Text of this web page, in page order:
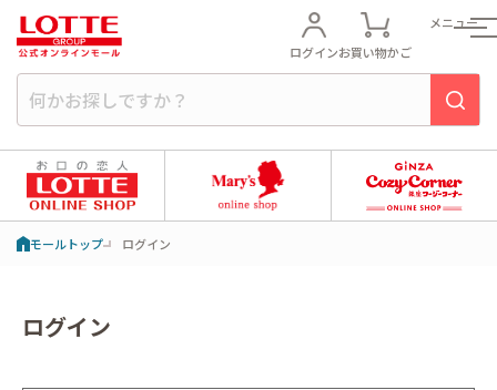
ログインお買い物かご
メニュー
モールトップ ログイン
ログイン